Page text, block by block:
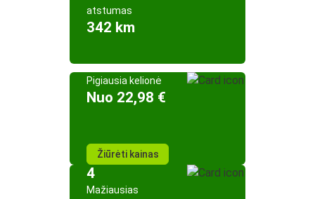
atstumas
342 km
Pigiausia kelionė
Nuo 22,98 €
Žiūrėti kainas
4
Mažiausias